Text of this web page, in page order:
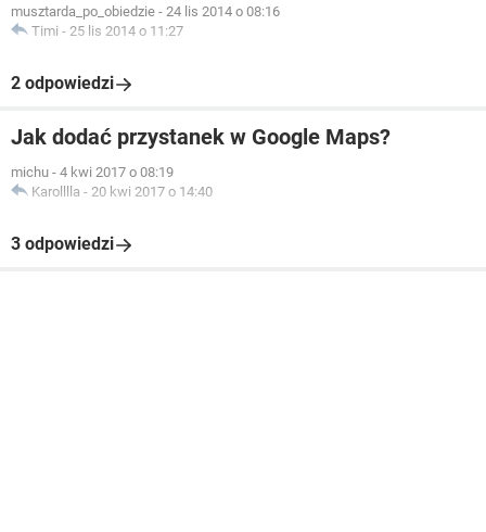
musztarda_po_obiedzie - 24 lis 2014 o 08:16
Timi - 25 lis 2014 o 11:27
2 odpowiedzi
Jak dodać przystanek w Google Maps?
michu - 4 kwi 2017 o 08:19
Karolllla - 20 kwi 2017 o 14:40
3 odpowiedzi